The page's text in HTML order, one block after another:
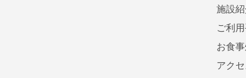
施設
ご利
お食
アクセ